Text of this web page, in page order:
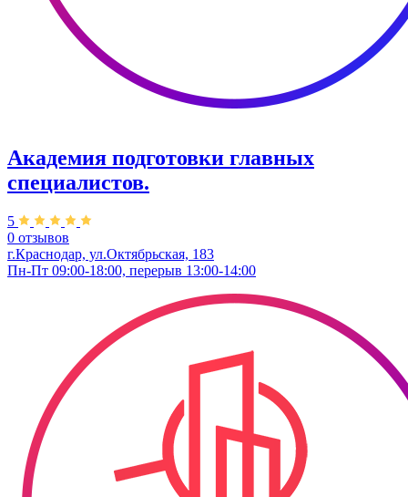
Академия подготовки главных
специалистов.
5
0 отзывов
г.Краснодар, ул.Октябрьская, 183
Пн-Пт 09:00-18:00, перерыв 13:00-14:00